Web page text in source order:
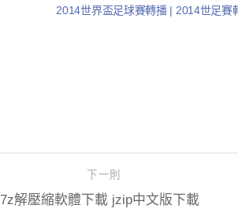
2014世界盃足球賽轉播 | 2014世足賽
下一則
7z解壓縮軟體下載 jzip中文版下載